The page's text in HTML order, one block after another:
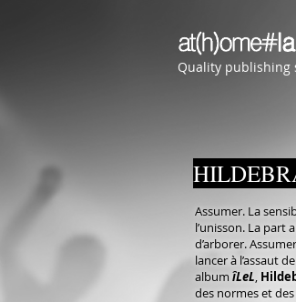
Quality publishing
Assumer. La
l’unisson. La part
d’arborer.
lancer à l’assaut
album îLeL,
des normes et